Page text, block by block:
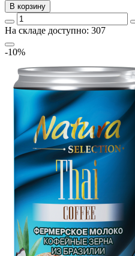
В корзину
На складе доступно: 307
-10%